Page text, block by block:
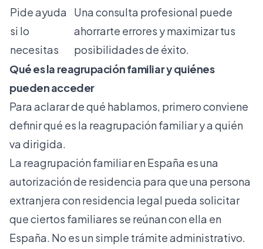
Pide ayuda
si lo
necesitas
Una consulta profesional puede
ahorrarte errores y maximizar tus
posibilidades de éxito.
Qué es la reagrupación familiar y quiénes
pueden acceder
Para aclarar de qué hablamos, primero conviene
definir qué es la reagrupación familiar y a quién
va dirigida.
La reagrupación familiar en España es una
autorización de residencia para que una persona
extranjera con residencia legal pueda solicitar
que ciertos familiares se reúnan con ella en
España. No es un simple trámite administrativo.